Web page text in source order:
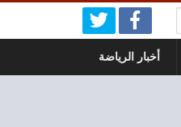
أخبار الرياضة